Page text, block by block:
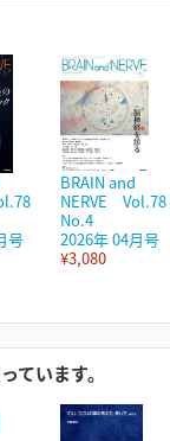
号
BRAIN and
NERVE Vol.78
No.4
2026年 04月号
¥3,080
ています。